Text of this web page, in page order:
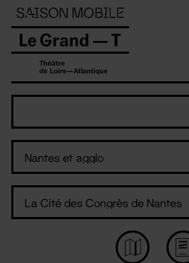
Panneau de gestion des cookies